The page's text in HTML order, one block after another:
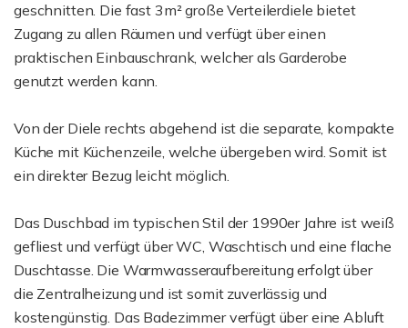
geschnitten. Die fast 3m² große Verteilerdiele bietet
Zugang zu allen Räumen und verfügt über einen
praktischen Einbauschrank, welcher als Garderobe
genutzt werden kann.
Von der Diele rechts abgehend ist die separate, kompakte
Küche mit Küchenzeile, welche übergeben wird. Somit ist
ein direkter Bezug leicht möglich.
Das Duschbad im typischen Stil der 1990er Jahre ist weiß
gefliest und verfügt über WC, Waschtisch und eine flache
Duschtasse. Die Warmwasseraufbereitung erfolgt über
die Zentralheizung und ist somit zuverlässig und
kostengünstig. Das Badezimmer verfügt über eine Abluft